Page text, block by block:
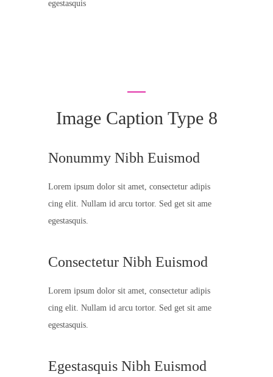
egestasquis
Image Caption Type 8
Nonummy Nibh Euismod
Lorem ipsum dolor sit amet, consectetur adipis
cing elit. Nullam id arcu tortor. Sed get sit ame
egestasquis.
Consectetur Nibh Euismod
Lorem ipsum dolor sit amet, consectetur adipis
cing elit. Nullam id arcu tortor. Sed get sit ame
egestasquis.
Egestasquis Nibh Euismod